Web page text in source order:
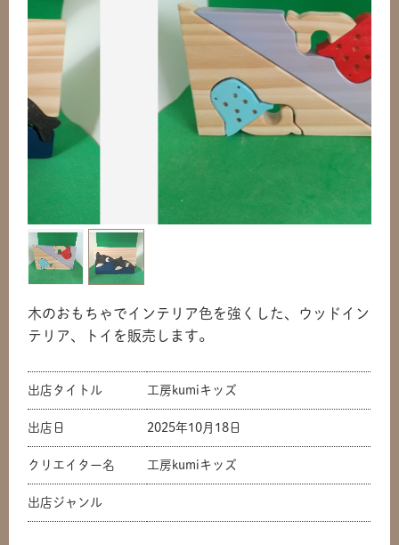
木のおもちゃでインテリア色を強くした、ウッドイン
テリア、トイを販売します。
出店タイトル 工房kumiキッズ
出店日 2025年10月18日
クリエイター名 工房kumiキッズ
出店ジャンル